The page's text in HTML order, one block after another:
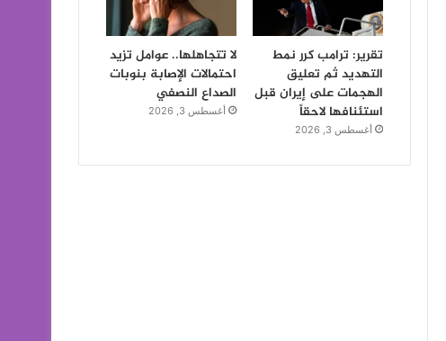
تقرير: ترامب كرر نمط
التهديد ثم تعليق
الهجمات على إيران قبل
استئنافها لاحقاً
أغسطس 3, 2026
لا تتجاهلها.. عوامل تزيد
احتمالات الإصابة بنوبات
الصداع النصفي
أغسطس 3, 2026